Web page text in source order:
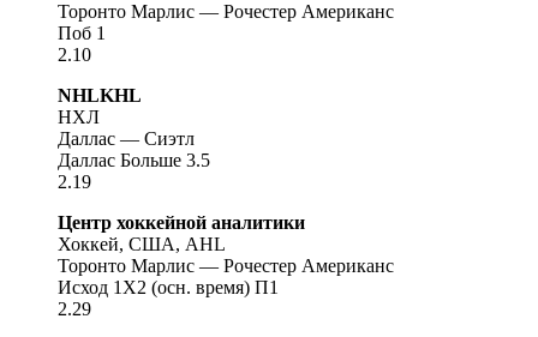
Торонто Марлис — Рочестер Американс
Поб 1
2.10
NHLKHL
НХЛ
Даллас — Сиэтл
Даллас Больше 3.5
2.19
Центр хоккейной аналитики
Хоккей, США, AHL
Торонто Марлис — Рочестер Американс
Исход 1Х2 (осн. время) П1
2.29